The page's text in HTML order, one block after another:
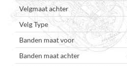
Velgmaat achter
Velg Type
Banden maat voor
Banden maat achter